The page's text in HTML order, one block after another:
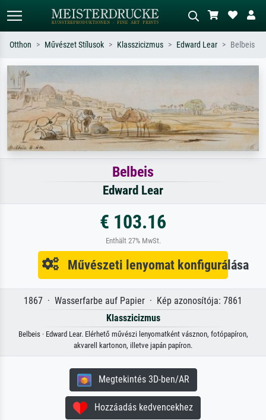
Alap keresés MI-képkereső
Keressen művész, műcím vagy stílus
szerint – pl. Monet, Csillagos éj,
impresszionizmus, Hokusai-hullám,
akt.
piros absztrakt, sötét olajkép, álló akt
egy fa mellett.
Otthon Művészet Stílusok Klasszicizmus Edward Lear Belbeis
Belbeis
Edward Lear
€ 103.16
Enthält 27% MwSt.
Művészeti lenyomat konfigurálása
1867 · Wasserfarbe auf Papier · Kép azonosítója: 7861
Klasszicizmus
Belbeis · Edward Lear. Elérhető művészi lenyomatként vásznon, fotópapíron,
akvarell kartonon, illetve japán papíron.
Megtekintés 3D-ben/AR
Hozzáadás kedvencekhez